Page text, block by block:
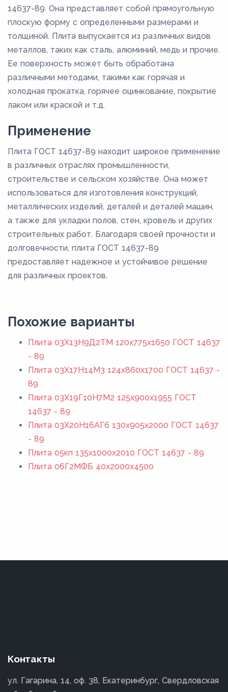
14637-89. Она представляет собой прямоугольную
плоскую форму с определенными размерами и
толщиной. Плита выпускается из различных видов
металлов, таких как сталь, алюминий, медь и прочие.
Ее поверхность может быть обработана
различными методами, такими как горячая и
холодная прокатка, горячее оцинкование, покрытие
лаком или краской и т.д.
Применение
Плита ГОСТ 14637-89 находит широкое применение
в различных отраслях промышленности,
строительстве и сельском хозяйстве. Она может
использоваться для изготовления конструкций,
металлических изделий, деталей и деталей машин,
а также для укладки полов, стен, кровель и других
строительных работ. Благодаря своей прочности и
долговечности, плита ГОСТ 14637-89
предоставляет надежное и устойчивое решение
для различных проектов.
Похожие варианты
Плита 03Х13Н9Д2ТМ 120x775x1650 ГОСТ 14637
- 89
Плита 03Х17Н14М3 124x860x1700 ГОСТ 14637 -
89
Плита 03Х19Г10Н7М2 125x900x1955 ГОСТ
14637 - 89
Плита 03Х20Н16АГ6 130x905x2000 ГОСТ 14637
- 89
Плита 05кп 135x1000x2010 ГОСТ 14637 - 89
Плита 06Г2МФБ 40x2000x4500
Контакты
ул. Гагарина, 14, оф. 38, Екатеринбург, Свердловская